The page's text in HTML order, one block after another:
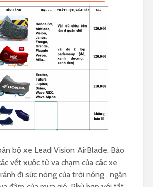
bộ xe Lead Vision AirBlade. Bảo
vết xước từ va chạm của các xe
đi sức nóng của trời nóng , ngăn